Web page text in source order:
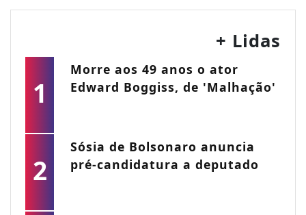
+ Lidas
1
Morre aos 49 anos o ator
Edward Boggiss, de 'Malhação'
2
Sósia de Bolsonaro anuncia
pré-candidatura a deputado